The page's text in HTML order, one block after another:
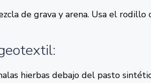
de grava y arena. Usa el
hierbas debajo del pasto